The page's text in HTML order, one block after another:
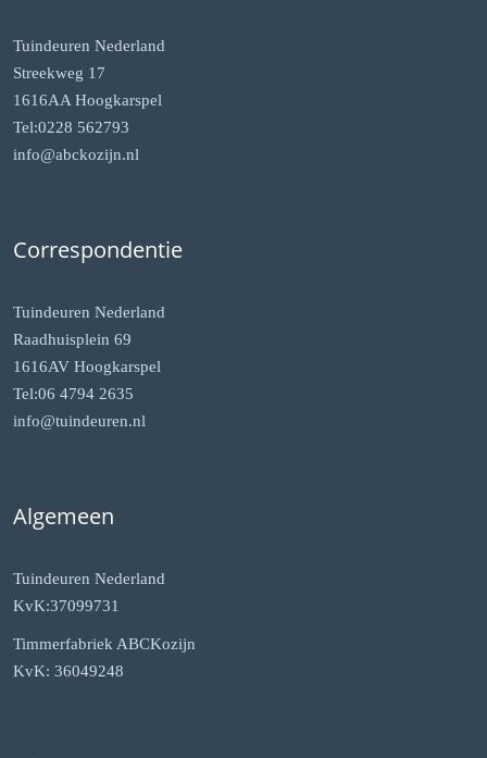
Tuindeuren Nederland
Streekweg 17
1616AA Hoogkarspel
Tel:0228 562793
info@abckozijn.nl
Correspondentie
Tuindeuren Nederland
Raadhuisplein 69
1616AV Hoogkarspel
Tel:06 4794 2635
info@tuindeuren.nl
Algemeen
Tuindeuren Nederland
KvK:37099731
Timmerfabriek ABCKozijn
KvK: 36049248